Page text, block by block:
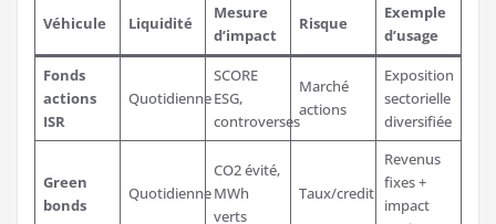
Véhicule Liquidité
Mesure
d’impact
Risque
Exemple
d’usage
Fonds
actions
ISR
Quotidienne
SCORE
ESG,
controverses
Marché
actions
Exposition
sectorielle
diversifiée
Green
bonds
Quotidienne
CO2 évité,
MWh
verts
Taux/credit
Revenus
fixes +
impact